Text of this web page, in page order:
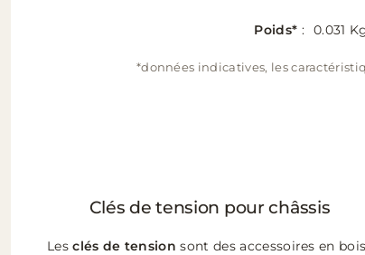
Poids* : 0.031
*données indicatives, les
Clés de tension pour châssis
Lesclés de tension sont des accessoires en bois